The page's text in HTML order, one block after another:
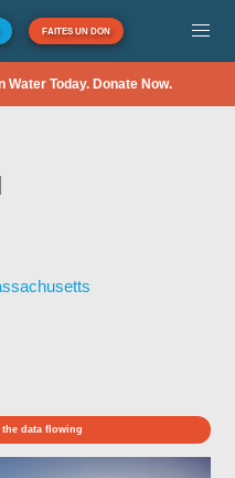
FAITES UN DON
Today. Donate Now.
the data flowing